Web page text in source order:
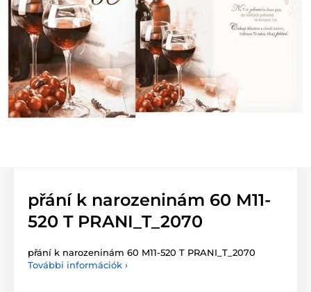
přání k narozeninám 60 M11-
520 T PRANI_T_2070
přání k narozeninám 60 M11-520 T PRANI_T_2070
További információk ›